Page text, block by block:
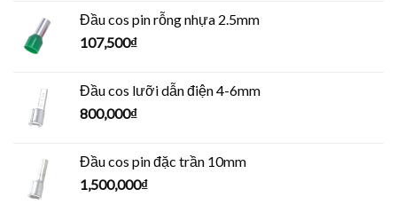
Đầu cos pin rỗng nhựa 2.5mm
107,500₫
Đầu cos lưỡi dẫn điện 4-6mm
800,000₫
Đầu cos pin đặc trần 10mm
1,500,000₫